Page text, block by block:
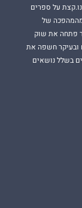
על ספרים
מהמהפכה של
פתחה את שוק
ובעיקר חשפה את
בשלל נושאים